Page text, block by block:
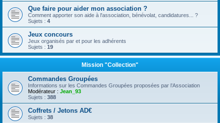
Que faire pour aider mon association ?
Comment apporter son aide à l'association, bénévolat, candidatures... ?
Sujets : 4
Jeux concours
Jeux organisés par et pour les adhérents
Sujets : 19
Mission "Collection"
Commandes Groupées
Informations sur les Commandes Groupées proposées par l’Association
Modérateur : Jean_93
Sujets : 388
Coffrets / Jetons AD€
Sujets : 38